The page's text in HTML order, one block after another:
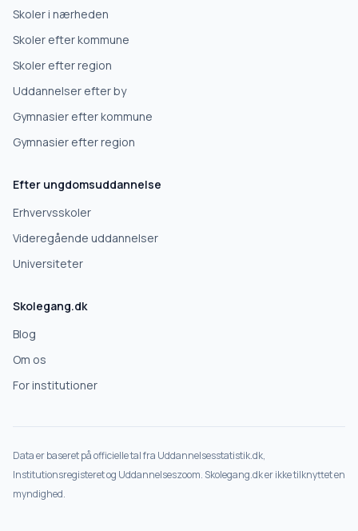
Erhvervsuddannelse
Højskole
Videregående uddannelse
Deles kun med gymnasier, der matcher det, du søger.
Skoler i nærheden
Skoler efter kommune
Skoler efter region
Uddannelser efter by
Gymnasier efter kommune
Gymnasier efter region
Efter ungdomsuddannelse
Erhvervsskoler
Videregående uddannelser
Universiteter
Skolegang.dk
Blog
Om os
For institutioner
Data er baseret på officielle tal fra Uddannelsesstatistik.dk,
Institutionsregisteret og Uddannelseszoom. Skolegang.dk er ikke tilknyttet en
myndighed.